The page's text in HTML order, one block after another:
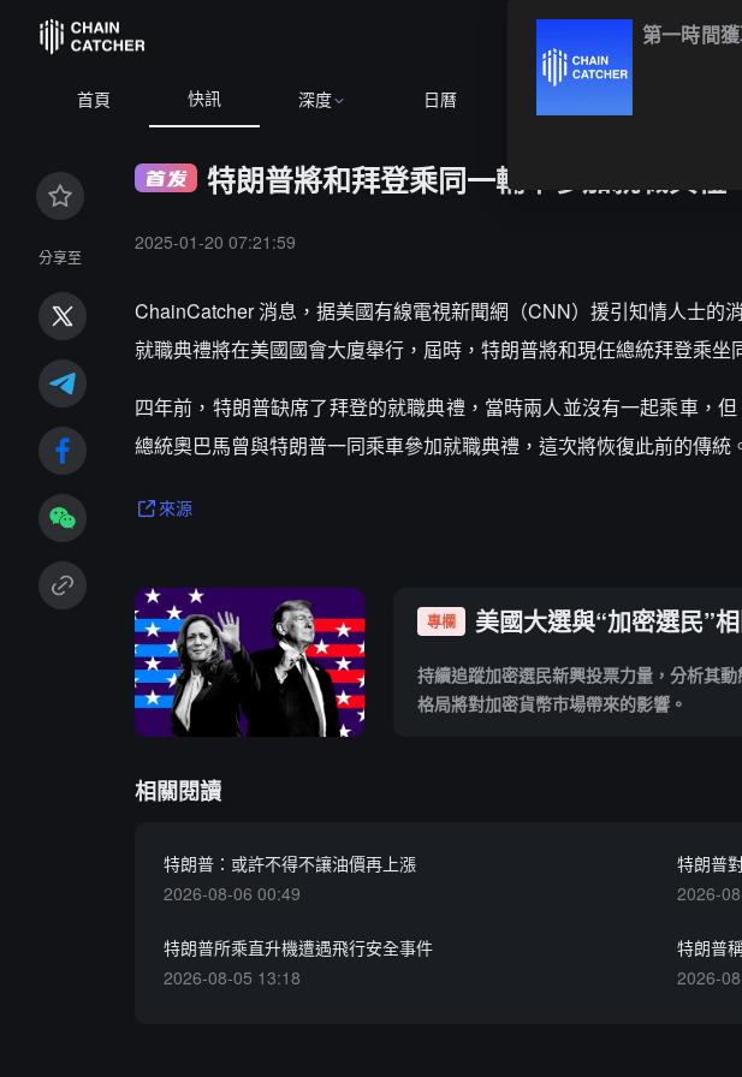
首頁 快訊 深度 日曆
分享至
特朗普將和拜登乘同一輛車參加就職典禮
2025-01-20 07:21:59
ChainCatcher 消息，据美國有線電視新聞網（CNN）援引知情人士的
就職典禮將在美國國會大廈舉行，屆時，特朗普將和現任總統拜登乘坐
四年前，特朗普缺席了拜登的就職典禮，當時兩人並沒有一起乘車，
總統奧巴馬曾與特朗普一同乘車參加就職典禮，這次將恢復此前的傳統
來源
專欄 美國大選與“加密選民”
持續追蹤加密選民新興投票力量，分析其
格局將對加密貨幣市場帶來的影響。
相關閱讀
特朗普：或許不得不讓油價再上漲
2026-08-06 00:49
特朗普
2026-
特朗普所乘直升機遭遇飛行安全事件
2026-08-05 13:18
特朗普
2026-
第一時間